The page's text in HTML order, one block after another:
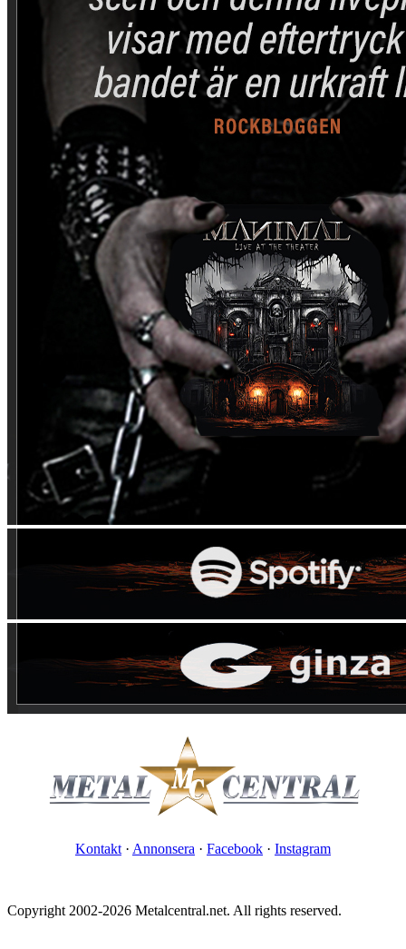
Kontakt · Annonsera · Facebook · Instagram
Copyright 2002-2026 Metalcentral.net. All rights reserved.